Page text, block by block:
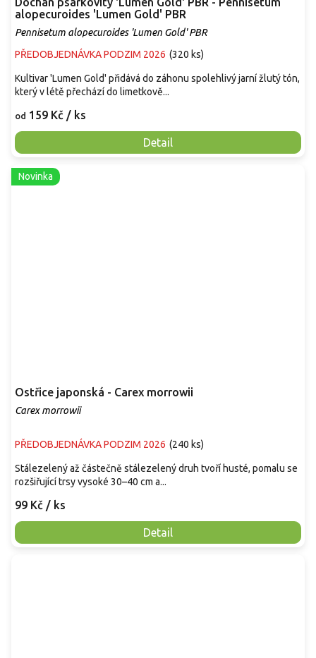
alopecuroides 'Lumen Gold' PBR
Pennisetum alopecuroides 'Lumen Gold' PBR
PŘEDOBJEDNÁVKA PODZIM 2026 (320 ks)
od 159 Kč / ks
Detail
Kultivar 'Lumen Gold' přidává do záhonu spolehlivý jarní žlutý tón,
který v létě přechází do limetkově...
Novinka
Ostřice japonská - Carex morrowii
Carex morrowii
PŘEDOBJEDNÁVKA PODZIM 2026 (240 ks)
99 Kč / ks
Detail
Stálezelený až částečně stálezelený druh tvoří husté, pomalu se
rozšiřující trsy vysoké 30–40 cm a...